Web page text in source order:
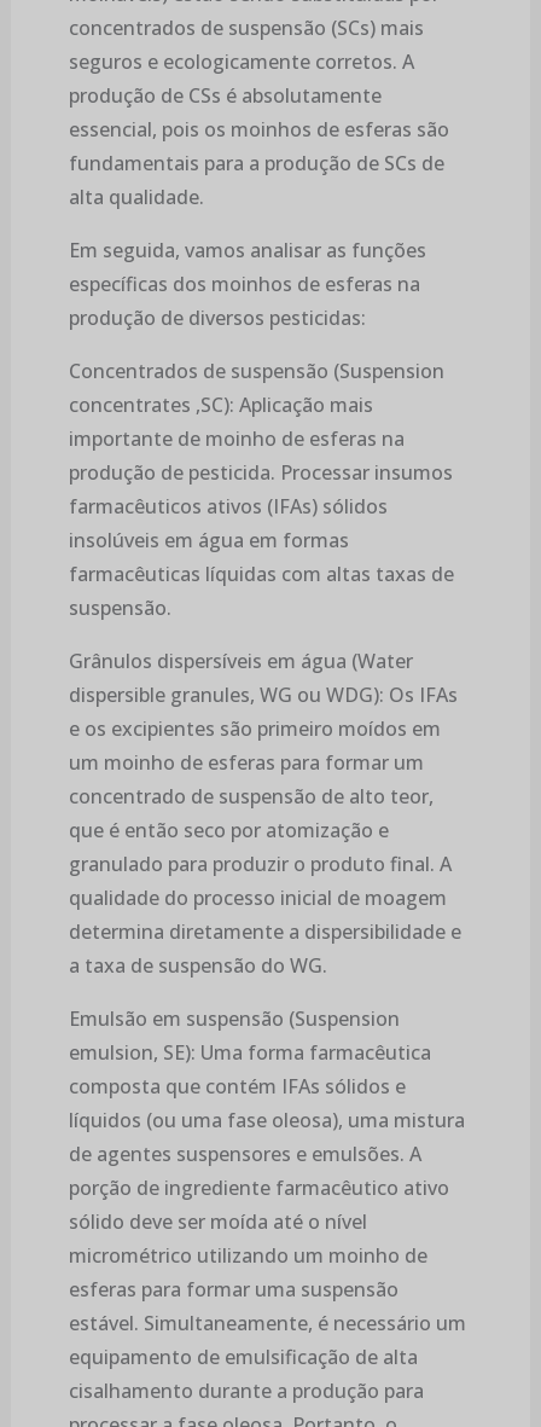
concentrados de suspensão (SCs) mais
seguros e ecologicamente corretos. A
produção de CSs é absolutamente
essencial, pois os moinhos de esferas são
fundamentais para a produção de SCs de
alta qualidade.
Em seguida, vamos analisar as funções
específicas dos moinhos de esferas na
produção de diversos pesticidas:
Concentrados de suspensão (Suspension
concentrates ,SC): Aplicação mais
importante de moinho de esferas na
produção de pesticida. Processar insumos
farmacêuticos ativos (IFAs) sólidos
insolúveis em água em formas
farmacêuticas líquidas com altas taxas de
suspensão.
Grânulos dispersíveis em água (Water
dispersible granules, WG ou WDG): Os IFAs
e os excipientes são primeiro moídos em
um moinho de esferas para formar um
concentrado de suspensão de alto teor,
que é então seco por atomização e
granulado para produzir o produto final. A
qualidade do processo inicial de moagem
determina diretamente a dispersibilidade e
a taxa de suspensão do WG.
Emulsão em suspensão (Suspension
emulsion, SE): Uma forma farmacêutica
composta que contém IFAs sólidos e
líquidos (ou uma fase oleosa), uma mistura
de agentes suspensores e emulsões. A
porção de ingrediente farmacêutico ativo
sólido deve ser moída até o nível
micrométrico utilizando um moinho de
esferas para formar uma suspensão
estável. Simultaneamente, é necessário um
equipamento de emulsificação de alta
cisalhamento durante a produção para